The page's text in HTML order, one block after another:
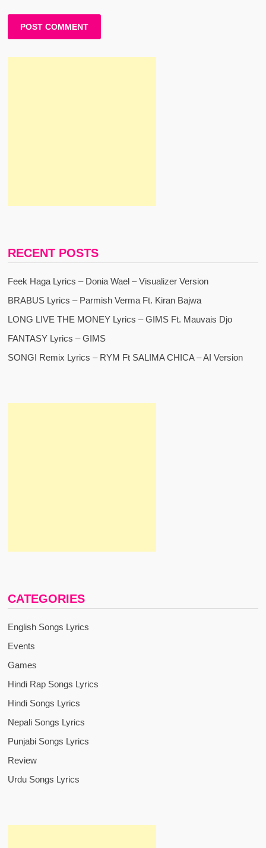
RECENT POSTS
Feek Haga Lyrics – Donia Wael – Visualizer Version
BRABUS Lyrics – Parmish Verma Ft. Kiran Bajwa
LONG LIVE THE MONEY Lyrics – GIMS Ft. Mauvais Djo
FANTASY Lyrics – GIMS
SONGI Remix Lyrics – RYM Ft SALIMA CHICA – AI Version
CATEGORIES
English Songs Lyrics
Events
Games
Hindi Rap Songs Lyrics
Hindi Songs Lyrics
Nepali Songs Lyrics
Punjabi Songs Lyrics
Review
Urdu Songs Lyrics